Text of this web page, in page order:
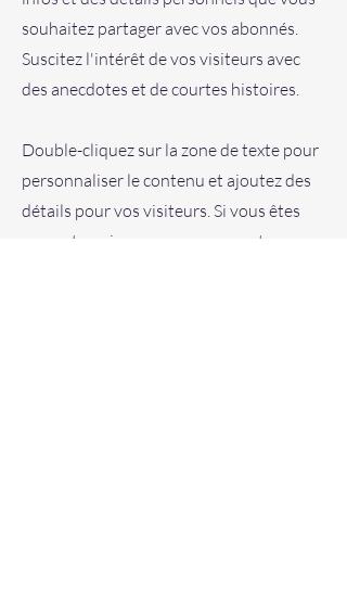
souhaitez partager avec vos abonnés.
Suscitez l'intérêt de vos visiteurs avec
des anecdotes et de courtes histoires. ​
Double-cliquez sur la zone de texte pour
personnaliser le contenu et ajoutez des
détails pour vos visiteurs. Si vous êtes
une entreprise, vous pouvez partager